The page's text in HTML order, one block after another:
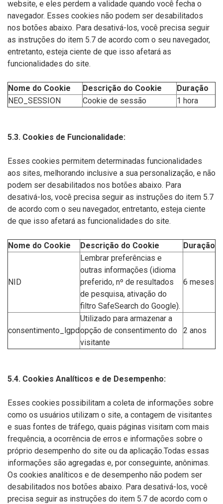
website, e eles perdem a validade quando você fecha o
navegador. Esses cookies não podem ser desabilitados
nos botões abaixo. Para desativá-los, você precisa seguir
as instruções do item 5.7 de acordo com o seu navegador,
entretanto, esteja ciente de que isso afetará as
funcionalidades do site.
Nome do Cookie Descrição do Cookie
Duração
NEO_SESSION
Cookie de sessão 1 hora
5.3. Cookies de Funcionalidade:
Esses cookies permitem determinadas funcionalidades
aos sites, melhorando inclusive a sua personalização, e não
podem ser desabilitados nos botões abaixo. Para
desativá-los, você precisa seguir as instruções do item 5.7
de acordo com o seu navegador, entretanto, esteja ciente
de que isso afetará as funcionalidades do site.
Nome do Cookie Descrição do Cookie Duração
NID
Lembrar preferências e
outras informações (idioma
preferido, nº de resultados
de pesquisa, ativação do
filtro SafeSearch do Google).
6 meses
consentimento_lgpd
Utilizado para armazenar a
opção de consentimento do
visitante
2 anos
5.4. Cookies Analíticos e de Desempenho:
Esses cookies possibilitam a coleta de informações sobre
como os usuários utilizam o site, a contagem de visitantes
e suas fontes de tráfego, quais páginas visitam com mais
frequência, a ocorrência de erros e informações sobre o
próprio desempenho do site ou da aplicação.Todas essas
informações são agregadas e, por conseguinte, anônimas.
Os cookies analíticos e de desempenho não podem ser
desabilitados nos botões abaixo. Para desativá-los, você
precisa seguir as instruções do item 5.7 de acordo com o